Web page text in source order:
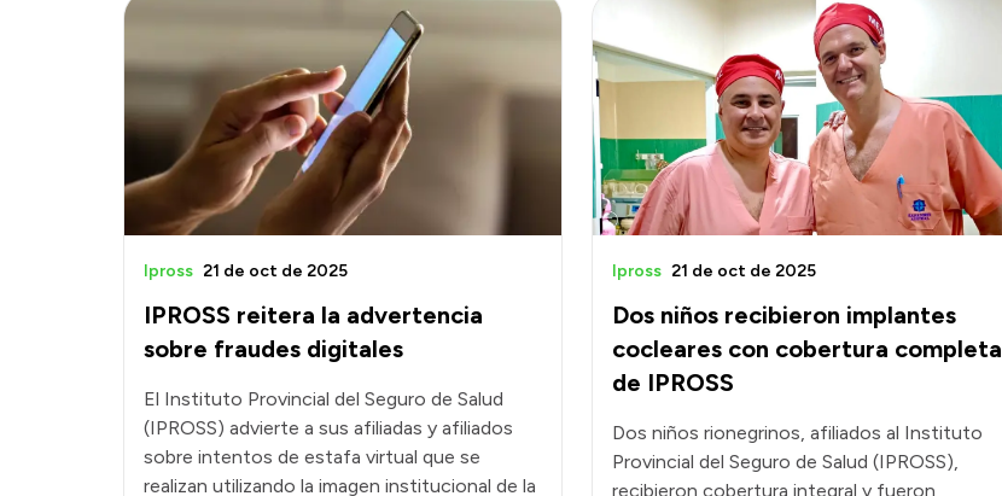
IPROSS reitera la advertencia
sobre fraudes digitales
Ipross 21 de oct de 2025
El Instituto Provincial del Seguro de Salud
(IPROSS) advierte a sus afiliadas y afiliados
sobre intentos de estafa virtual que se
realizan utilizando la imagen institucional de la
Dos niños recibieron implantes
cocleares con cobertura completa
de IPROSS
Ipross 21 de oct de 2025
Dos niños rionegrinos, afiliados al Instituto
Provincial del Seguro de Salud (IPROSS),
recibieron cobertura integral y fueron